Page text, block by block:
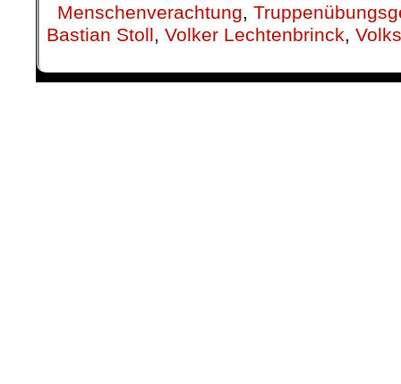
Menschenverachtung,
Bastian Stoll, Volker Lechtenbrinck,